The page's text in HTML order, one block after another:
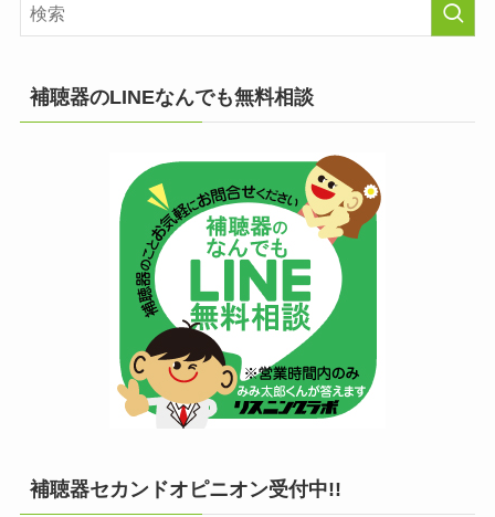
補聴器のLINEなんでも無料相談
補聴器セカンドオピニオン受付中!!